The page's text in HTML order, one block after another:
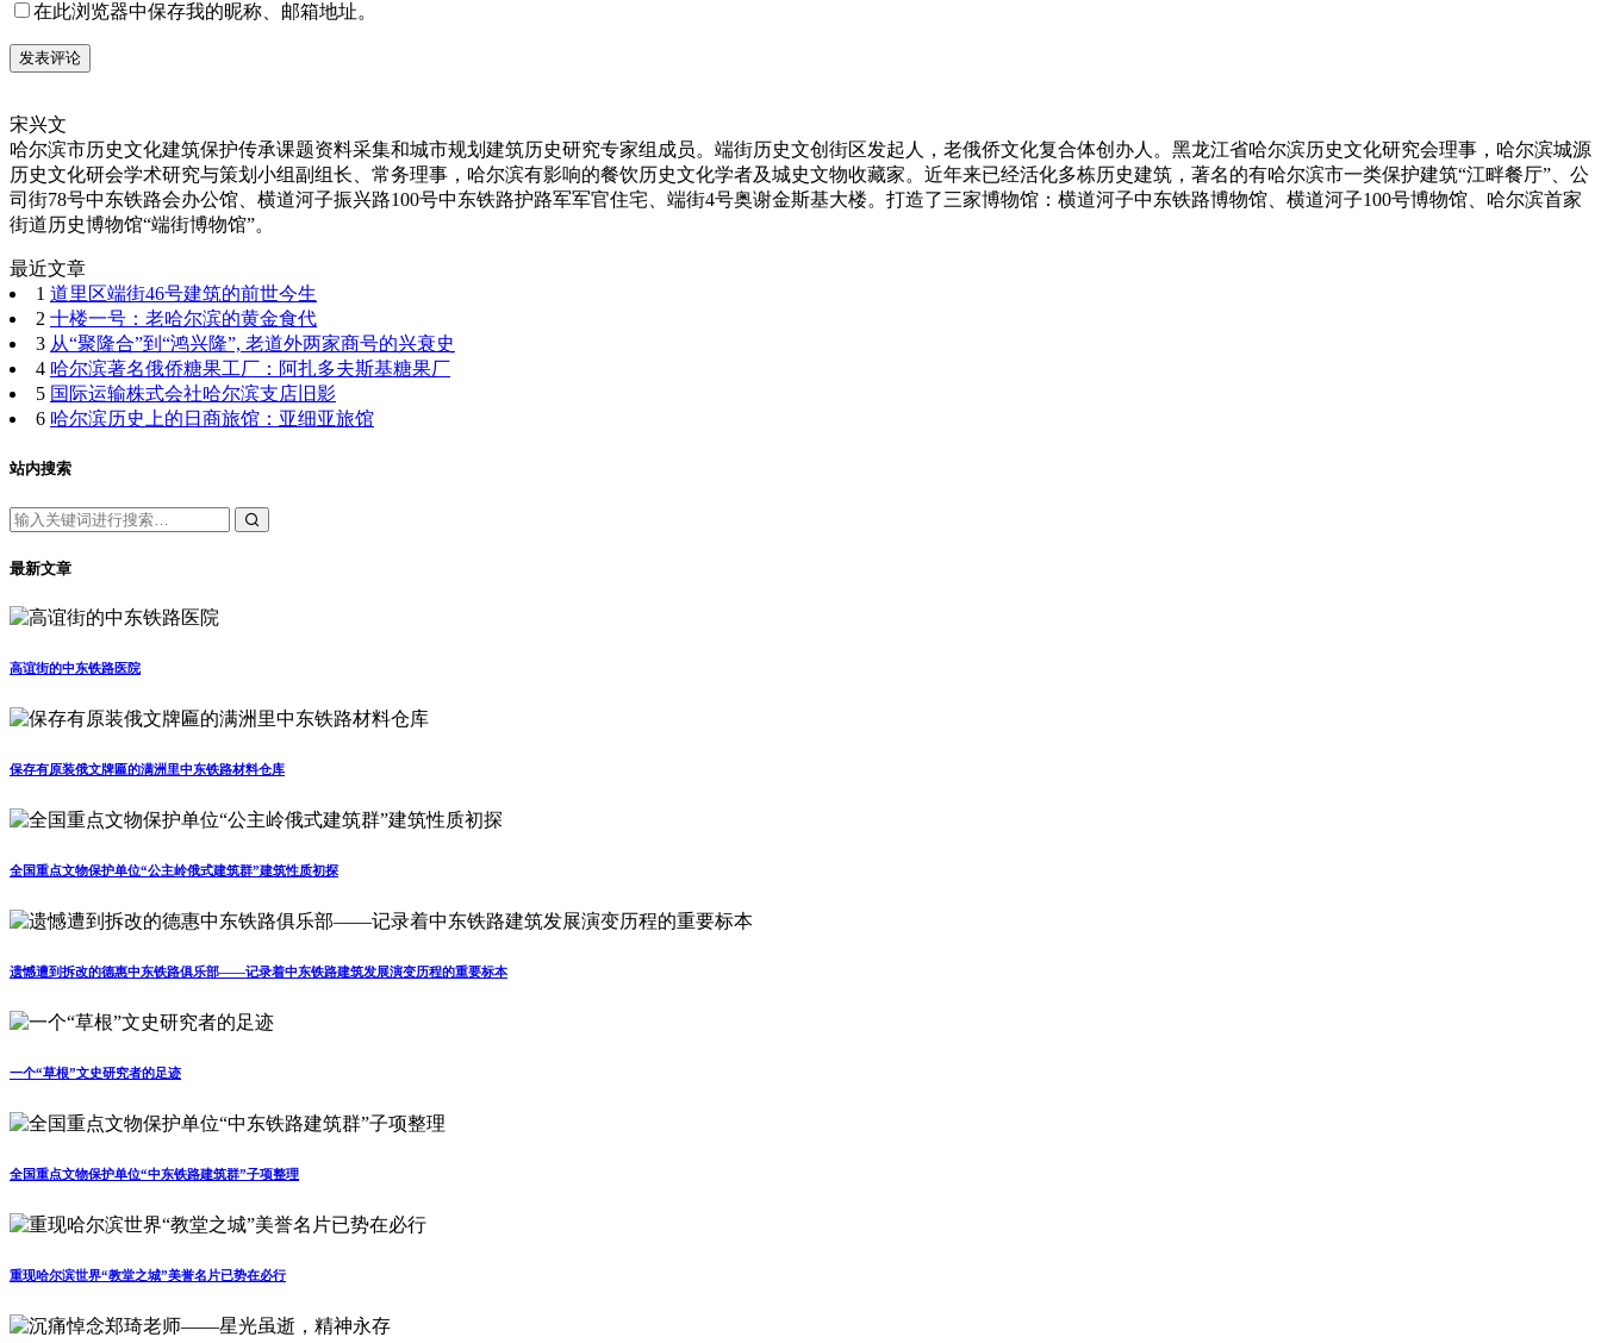
在此浏览器中保存我的昵称、邮箱地址。
宋兴文
哈尔滨市历史文化建筑保护传承课题资料采集和城市规划建筑历史研究专家组成员。端街历史文创街区发起人，老俄侨文化复合体创办人。黑龙江省哈尔滨历史文化研究会理事，哈尔滨城源
历史文化研会学术研究与策划小组副组长、常务理事，哈尔滨有影响的餐饮历史文化学者及城史文物收藏家。近年来已经活化多栋历史建筑，著名的有哈尔滨市一类保护建筑“江畔餐厅”、公
司街78号中东铁路会办公馆、横道河子振兴路100号中东铁路护路军军官住宅、端街4号奥谢金斯基大楼。打造了三家博物馆：横道河子中东铁路博物馆、横道河子100号博物馆、哈尔滨首家
街道历史博物馆“端街博物馆”。
最近文章
1 道里区端街46号建筑的前世今生
2 十楼一号：老哈尔滨的黄金食代
3 从“聚隆合”到“鸿兴隆”, 老道外两家商号的兴衰史
4 哈尔滨著名俄侨糖果工厂：阿扎多夫斯基糖果厂
5 国际运输株式会社哈尔滨支店旧影
6 哈尔滨历史上的日商旅馆：亚细亚旅馆
站内搜索
最新文章
高谊街的中东铁路医院
保存有原装俄文牌匾的满洲里中东铁路材料仓库
全国重点文物保护单位“公主岭俄式建筑群”建筑性质初探
遗憾遭到拆改的德惠中东铁路俱乐部——记录着中东铁路建筑发展演变历程的重要标本
一个“草根”文史研究者的足迹
全国重点文物保护单位“中东铁路建筑群”子项整理
重现哈尔滨世界“教堂之城”美誉名片已势在必行